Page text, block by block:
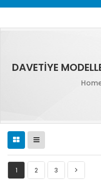
DAVETIYE
1 2 3